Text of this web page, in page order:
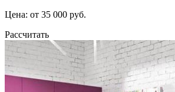
Цена: от 35 000 руб.
Рассчитать